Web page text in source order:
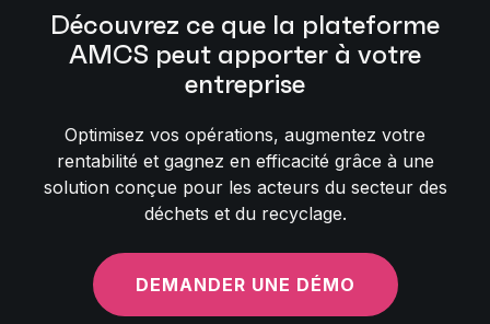
Découvrez ce que la plateforme
AMCS peut apporter à votre
entreprise
Optimisez vos opérations, augmentez votre
rentabilité et gagnez en efficacité grâce à une
solution conçue pour les acteurs du secteur des
déchets et du recyclage.
DEMANDER UNE DÉMO